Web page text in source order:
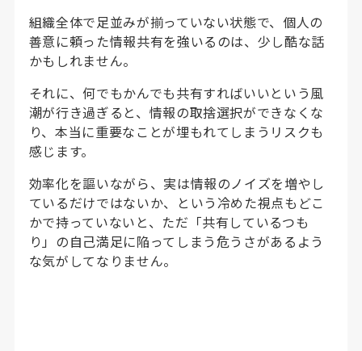
組織全体で足並みが揃っていない状態で、個人の
善意に頼った情報共有を強いるのは、少し酷な話
かもしれません。
それに、何でもかんでも共有すればいいという風
潮が行き過ぎると、情報の取捨選択ができなくな
り、本当に重要なことが埋もれてしまうリスクも
感じます。
効率化を謳いながら、実は情報のノイズを増やし
ているだけではないか、という冷めた視点もどこ
かで持っていないと、ただ「共有しているつも
り」の自己満足に陥ってしまう危うさがあるよう
な気がしてなりません。